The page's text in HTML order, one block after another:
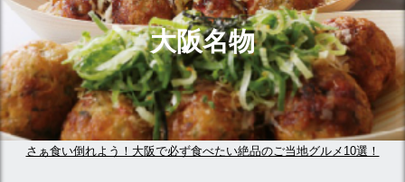
大阪名物
さぁ食い倒れよう！大阪で必ず食べたい絶品のご当地グルメ10選！